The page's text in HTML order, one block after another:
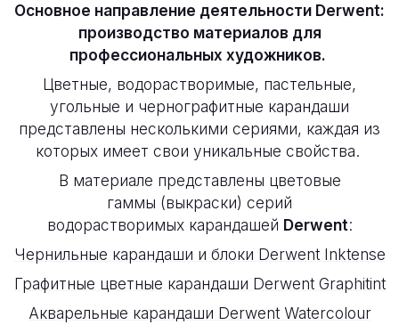
Основное направление деятельности Derwent:
производство материалов для
профессиональных художников.
Цветные, водорастворимые, пастельные,
угольные и чернографитные карандаши
представлены несколькими сериями, каждая из
которых имеет свои уникальные свойства.
В материале представлены цветовые
гаммы (выкраски) серий
водорастворимых карандашей Derwent:
Чернильные карандаши и блоки Derwent Inktense
Графитные цветные карандаши Derwent Graphitint
Акварельные карандаши Derwent Watercolour